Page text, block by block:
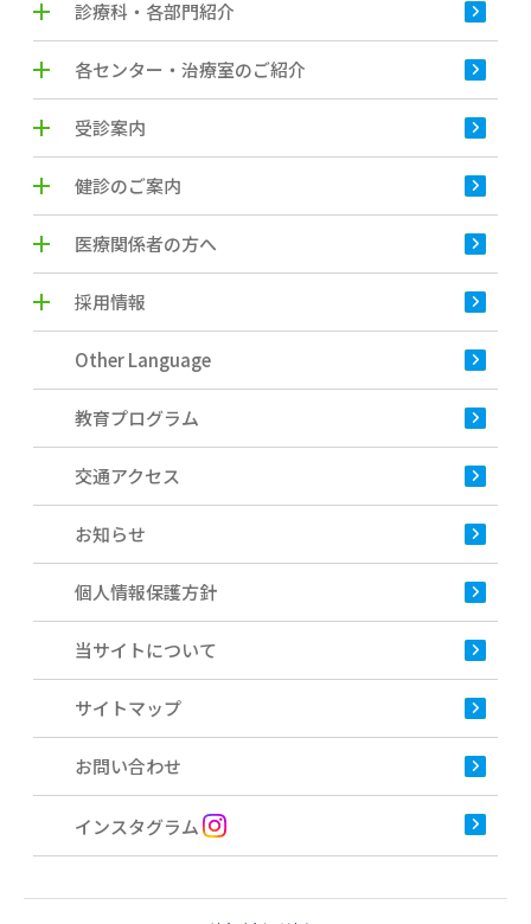
診療科・各部門紹介
各センター・治療室のご紹介
受診案内
健診のご案内
医療関係者の方へ
採用情報
Other Language
教育プログラム
交通アクセス
お知らせ
個人情報保護方針
当サイトについて
サイトマップ
お問い合わせ
インスタグラム